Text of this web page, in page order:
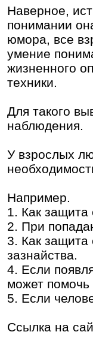
Наверное,
понимании
юмора, все
умение
жизненного
техники.
Для такого
наблюдения.
У взрослых
Например.
1. Как защита
2. При
3. Как защита
зазнайства.
4. Если
может
5. Если
Ссылка на